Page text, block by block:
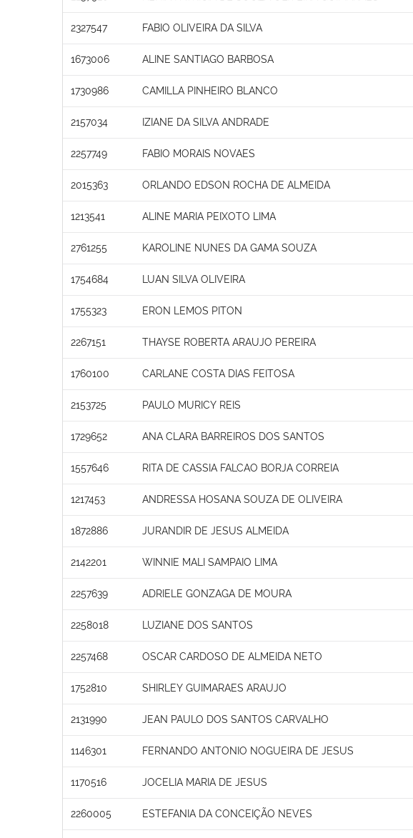
2327547 FABIO OLIVEIRA DA SILVA
1673006 ALINE SANTIAGO BARBOSA
1730986 CAMILLA PINHEIRO BLANCO
2157034 IZIANE DA SILVA ANDRADE
2257749 FABIO MORAIS NOVAES
2015363 ORLANDO EDSON ROCHA DE ALMEIDA
1213541 ALINE MARIA PEIXOTO LIMA
2761255 KAROLINE NUNES DA GAMA SOUZA
1754684 LUAN SILVA OLIVEIRA
1755323 ERON LEMOS PITON
2267151 THAYSE ROBERTA ARAUJO PEREIRA
1760100 CARLANE COSTA DIAS FEITOSA
2153725 PAULO MURICY REIS
1729652 ANA CLARA BARREIROS DOS SANTOS
1557646 RITA DE CASSIA FALCAO BORJA CORREIA
1217453 ANDRESSA HOSANA SOUZA DE OLIVEIRA
1872886 JURANDIR DE JESUS ALMEIDA
2142201 WINNIE MALI SAMPAIO LIMA
2257639 ADRIELE GONZAGA DE MOURA
2258018 LUZIANE DOS SANTOS
2257468 OSCAR CARDOSO DE ALMEIDA NETO
1752810 SHIRLEY GUIMARAES ARAUJO
2131990 JEAN PAULO DOS SANTOS CARVALHO
1146301 FERNANDO ANTONIO NOGUEIRA DE JESUS
1170516 JOCELIA MARIA DE JESUS
2260005 ESTEFANIA DA CONCEIÇÃO NEVES